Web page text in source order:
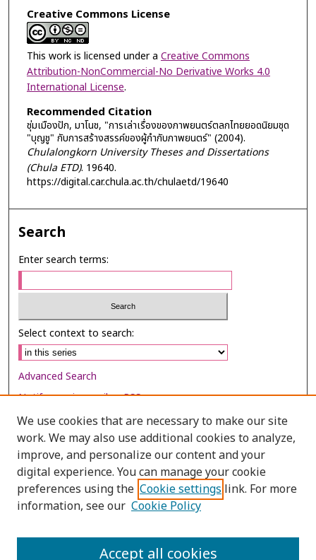
Creative Commons License
This work is licensed under a Creative Commons
Attribution-NonCommercial-No Derivative Works 4.0
International License.
Recommended Citation
ชุ่มเมืองปัก, มาโนช, "การเล่าเรื่องของภาพยนตร์ตลกไทยยอดนิยมชุด
"บุญชู" กับการสร้างสรรค์ของผู้กำกับภาพยนตร์" (2004).
Chulalongkorn University Theses and Dissertations
(Chula ETD). 19640.
https://digital.car.chula.ac.th/chulaetd/19640
Search
Enter search terms:
Select context to search:
Advanced Search
Notify me via email orRSS
Browse
Collections
Disciplines
Authors
We use cookies that are necessary to make our site
work. We may also use additional cookies to analyze,
improve, and personalize our content and your
digital experience. You can manage your cookie
preferences using the Cookie settings link. For more
information, see our Cookie Policy
Accept all cookies